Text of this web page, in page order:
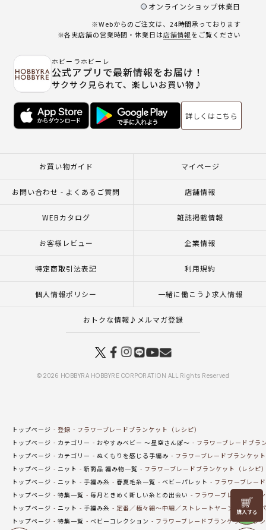
リリヤン
フェア
オンラインショップ休業日
※Webからのご注文は、24時間承っております
※各実店舗の営業時間・休業日は店舗情報をご覧ください
ホビーラホビーレ
公式アプリで最新情報をお届け！
サクサク見られて、楽しいお買い物♪
詳しくはこちら
お買い物ガイド マイページ
お問い合わせ - よくあるご質問 店舗情報
WEBカタログ 雑誌掲載情報
お客様レビュー 企業情報
特定商取引法表記 利用規約
個人情報ポリシー 一緒に働こう♪求人情報
おトクな情報♪メルマガ登録
© 2026 HOBBYRA HOBBYRE CORPORATION ALL Rights Reserved
トップページ 登録
フラワーブレードブランケット（レシピ）
トップページ
カテゴリー おやすみベビー ～星空さんぽ～
フラワーブレードブラ
トップページ
カテゴリー ぬくもりを感じる手編み
フラワーブレードブランケッ
トップページ
ニット 新商品 編み物一覧
フラワーブレードブランケット（レシピ
トップページ
ニット 手編み糸 春夏毛糸一覧 ベビーパレット
フラワーブレー
トップページ
特集一覧 毎月ときめく新しい糸との出会い
フラワーブレードブラ
トップページ
ニット 手編み糸 定番／極々細～中細／ストレートヤーン
ベビー
トップページ
特集一覧 ベビーコレクション
フラワーブレードブランケット（レ